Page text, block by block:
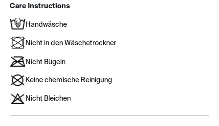
Care Instructions
Handwäsche
Nicht in den Wäschetrockner
Nicht Bügeln
Keine chemische Reinigung
Nicht Bleichen